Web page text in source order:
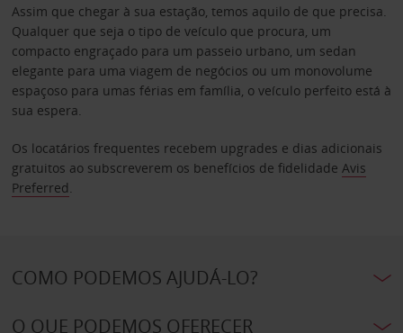
Assim que chegar à sua estação, temos aquilo de que precisa.
Qualquer que seja o tipo de veículo que procura, um
compacto engraçado para um passeio urbano, um sedan
elegante para uma viagem de negócios ou um monovolume
espaçoso para umas férias em família, o veículo perfeito está à
sua espera.
Os locatários frequentes recebem upgrades e dias adicionais
gratuitos ao subscreverem os benefícios de fidelidade Avis
Preferred.
COMO PODEMOS AJUDÁ-LO?
O QUE PODEMOS OFERECER